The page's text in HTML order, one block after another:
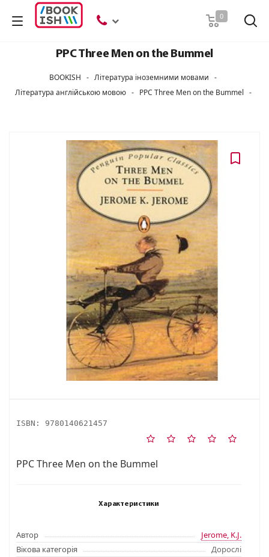
0
PPC Three Men on the Bummel
BOOKISH - Література іноземними мовами -
Література англійською мовою - PPC Three Men on the Bummel -
ISBN: 9780140621457
PPC Three Men on the Bummel
Характеристики
Автор
Jerome, K.J.
Вікова категорія
Дорослі